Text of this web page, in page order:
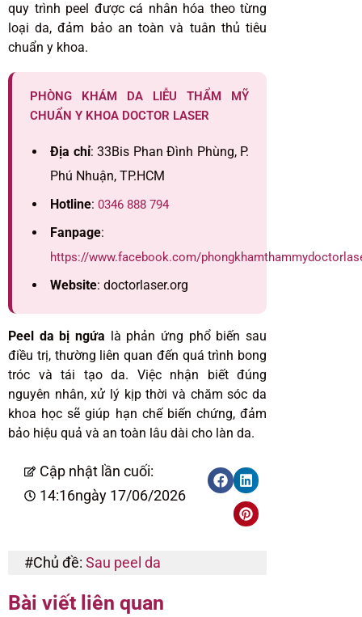
quy trình peel được cá nhân hóa theo từng
loại da, đảm bảo an toàn và tuân thủ tiêu
chuẩn y khoa.
PHÒNG KHÁM DA LIỄU THẨM MỸ
CHUẨN Y KHOA DOCTOR LASER
Địa chỉ: 33Bis Phan Đình Phùng, P.
Phú Nhuận, TP.HCM
Hotline: 0346 888 794
Fanpage:
https://www.facebook.com/
Website: doctorlaser.org
Peel da bị ngứa là phản ứng phổ biến sau
điều trị, thường liên quan đến quá trình bong
tróc và tái tạo da. Việc nhận biết đúng
nguyên nhân, xử lý kịp thời và chăm sóc da
khoa học sẽ giúp hạn chế biến chứng, đảm
bảo hiệu quả và an toàn lâu dài cho làn da.
Cập nhật lần cuối:
14:16ngày 17/06/2026
#Chủ đề: Sau peel da
Bài viết liên quan